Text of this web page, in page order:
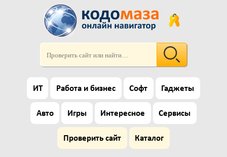
ИТ Работа и бизнес Софт Гаджеты
Авто Игры Интересное Сервисы
Проверить сайт Каталог